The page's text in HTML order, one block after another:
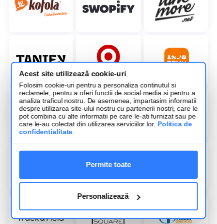
Acest site utilizează cookie-uri
Folosim cookie-uri pentru a personaliza continutul si
reclamele, pentru a oferi functii de social media si pentru a
analiza traficul nostru. De asemenea, impartasim informatii
despre utilizarea site-ului nostru cu partenerii nostri, care le
pot combina cu alte informatii pe care le-ati furnizat sau pe
care le-au colectat din utilizarea serviciilor lor. Politica de
confidentialitate
Permite toate
Personalizează